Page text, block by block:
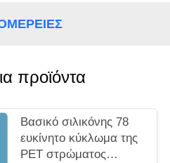
προϊόντα
Βασικό σιλικόνης 78
ευκίνητο κύκλωμα της
PET στρώματος